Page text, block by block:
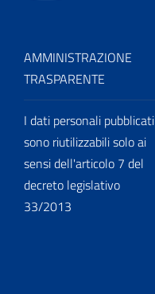
AMMINISTRAZIONE
TRASPARENTE
I dati personali pubblicati
sono riutilizzabili solo ai
sensi dell'articolo 7 del
decreto legislativo
33/2013